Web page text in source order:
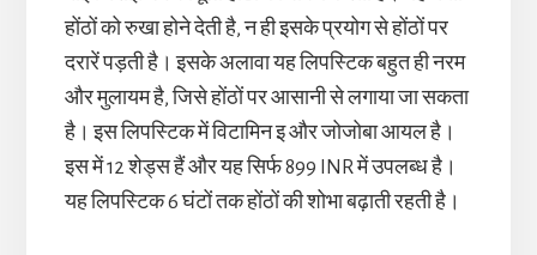
होंठों को रुखा होने देती है, न ही इसके प्रयोग से होंठों पर
दरारें पड़ती है। इसके अलावा यह लिपस्टिक बहुत ही नरम
और मुलायम है, जिसे होंठों पर आसानी से लगाया जा सकता
है। इस लिपस्टिक में विटामिन इ और जोजोबा आयल है।
इस में 12 शेड्स हैं और यह सिर्फ 899 INR में उपलब्ध है।
यह लिपस्टिक 6 घंटों तक होंठों की शोभा बढ़ाती रहती है।